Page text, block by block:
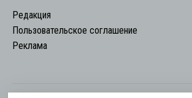
Редакция
Пользовательское соглашение
Реклама